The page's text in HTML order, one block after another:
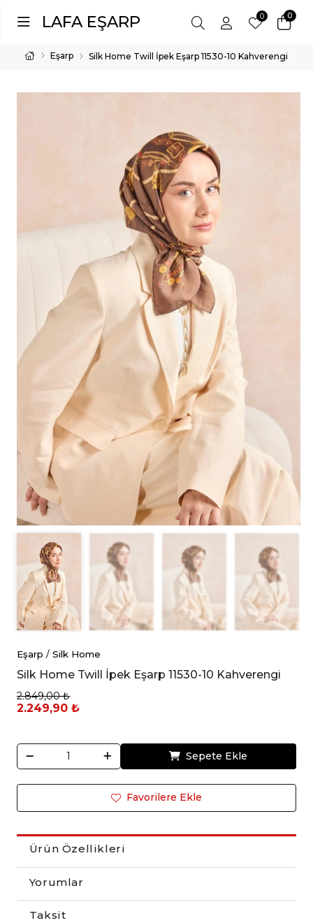
LAFA EŞARP 0
0
Eşarp Silk Home Twill İpek Eşarp 11530-10 Kahverengi
Eşarp / Silk Home
Silk Home Twill İpek Eşarp 11530-10 Kahverengi
2.849,00 ₺
2.249,90 ₺
Sepete Ekle
Favorilere Ekle
Ürün Özellikleri
Yorumlar
Taksit